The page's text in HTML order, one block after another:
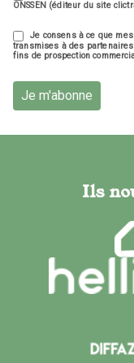
ONSSEN (éditeur du site
Je consens à ce que
transmises à des partenaires
fins de prospection
Je m'abonne
Ils